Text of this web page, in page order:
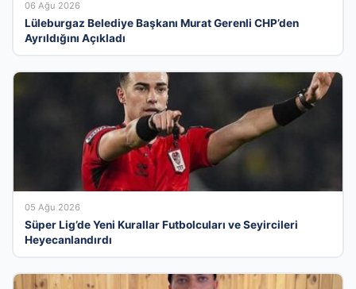
06 Ağu 2026
Lüleburgaz Belediye Başkanı Murat Gerenli CHP’den
Ayrıldığını Açıkladı
05 Ağu 2026
Süper Lig’de Yeni Kurallar Futbolcuları ve Seyircileri
Heyecanlandırdı